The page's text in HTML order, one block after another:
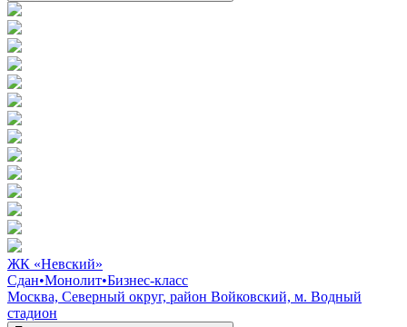
ЖК «Невский»
Сдан•Монолит•Бизнес-класс
Москва, Северный округ, район Войковский, м. Водный
стадион